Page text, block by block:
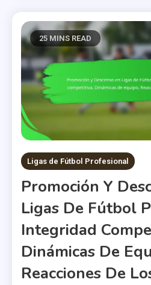
25 MINS READ
Ligas de Fútbol Profesional
Promoción Y
Ligas De Fútbol
Integridad
Dinámicas De
Reacciones De